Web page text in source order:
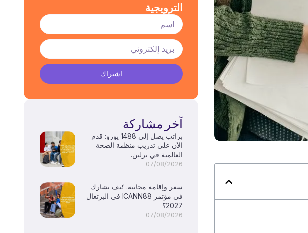
الترويجية
اشتراك
آخر مشاركة
براتب يصل إلى 1488 يورو: قدم
الآن على تدريب منظمة الصحة
العالمية في برلين.
07/08/2026
سفر وإقامة مجانية: كيف تشارك
في مؤتمر ICANN88 في البرتغال
2027؟
07/08/2026